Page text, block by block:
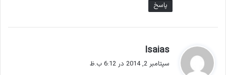
پاسخ
Isaias
ف سپتامبر 2, 2014 در 6:12 ب.ظ